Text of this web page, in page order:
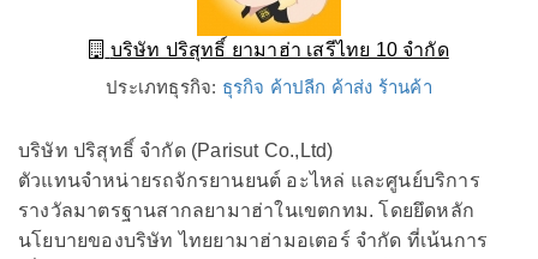
บริษัท ปริสุทธิ์ ยามาฮ่า เสรีไทย 10 จำกัด
ประเภทธุรกิจ: ธุรกิจ ค้าปลีก ค้าส่ง ร้านค้า
บริษัท ปริสุทธิ์ จำกัด (Parisut Co.,Ltd)
ตัวแทนจำหน่ายรถจักรยานยนต์ อะไหล่ และศูนย์บริการ
รางวัลมาตรฐานสากลยามาฮ่าในเขตกทม. โดยยึดหลัก
นโยบายของบริษัท ไทยยามาฮ่ามอเตอร์ จำกัด ที่เน้นการ